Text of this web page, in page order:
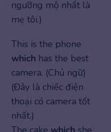
ngưỡng mộ nhất là
mẹ tôi.)
This is the phone
which has the best
camera. (Chủ ngữ)
(Đây là chiếc điện
thoại có camera tốt
nhất.)